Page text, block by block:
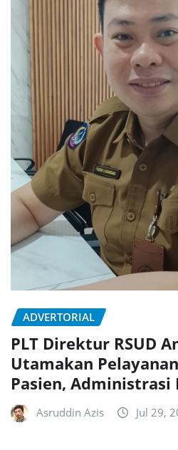
ADVERTORIAL
PLT Direktur RSUD
Utamakan
Pasien, Administrasi
Asruddin Azis Jul 29,